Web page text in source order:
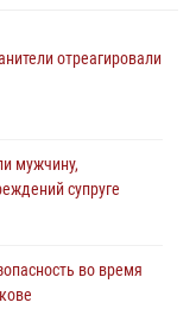
отреагировали
мужчину,
супруге
во время